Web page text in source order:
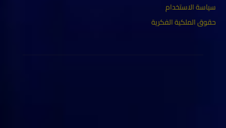
سياسة الاستخدام
حقوق الملكية الفكرية